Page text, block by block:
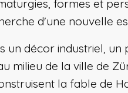
formes et
d'une nouvelle
un décor industriel, un
milieu de la ville de
la fable de